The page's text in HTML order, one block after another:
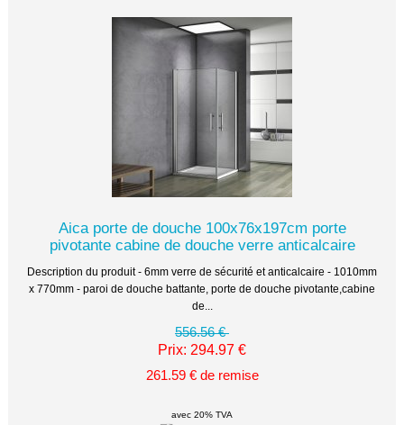
Aica porte de douche 100x76x197cm porte
pivotante cabine de douche verre anticalcaire
Description du produit - 6mm verre de sécurité et anticalcaire - 1010mm
x 770mm - paroi de douche battante, porte de douche pivotante,cabine
de...
556.56 €
Prix: 294.97 €
261.59 € de remise
avec 20% TVA